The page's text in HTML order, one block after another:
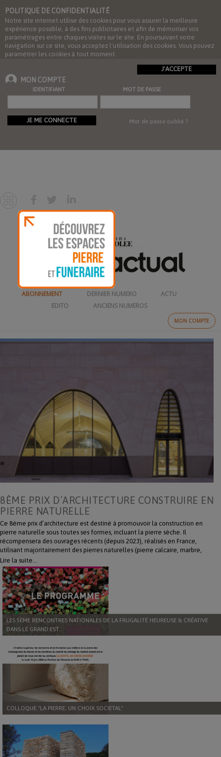
POLITIQUE DE CONFIDENTIALITÉ
Notre site internet utilise des cookies pour vous assurer la meilleure
expérience possible, à des fins publicitaires et afin de mémoriser vos
paramétrages entre chaques visites sur le site. En poursuivant votre
navigation sur ce site, vous acceptez l'utilisation des cookies. Vous pouvez
paramétrer les cookies à tout moment.
J'ACCEPTE
MON COMPTE
IDENTIFIANT MOT DE PASSE
JE ME CONNECTE Mot de passe oublié ?
MON COMPTE
ABONNEMENT DERNIER NUMERO
ACTU
EDITO
ANCIENS NUMEROS
8ÈME PRIX D’ARCHITECTURE CONSTRUIRE EN
PIERRE NATURELLE
Ce 8ème prix d’architecture est destiné à promouvoir la construction en
pierre naturelle sous toutes ses formes, incluant la pierre sèche. Il
récompensera des ouvrages récents (depuis 2023), réalisés en France,
utilisant majoritairement des pierres naturelles (pierre calcaire, marbre,
granit, lave, grès, ardoise, etc.) françaises et/ou transformées en France. La
proclamation officielle des résultats aura lieu le 2 décembre 2025,
pendant le Salon Rocalia. Inscrivez-vous en téléchargeant le règlement :
https://www.editionslemausolee.fr/fr/la-pierre/124772-8eme-prix-
darchitecture-construire-en-pierre-naturelle.html
Lire la suite…
LES 5ÈME RENCONTRES NATIONALES DE LA FRUGALITÉ HEUREUSE & CRÉATIVE
DANS LE GRAND EST.
COLLOQUE "LA PIERRE, UN CHOIX SOCIETAL"